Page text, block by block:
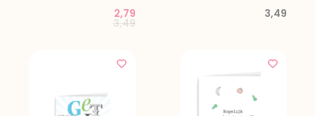
Price reduced from
3,49to
2,79 3,49